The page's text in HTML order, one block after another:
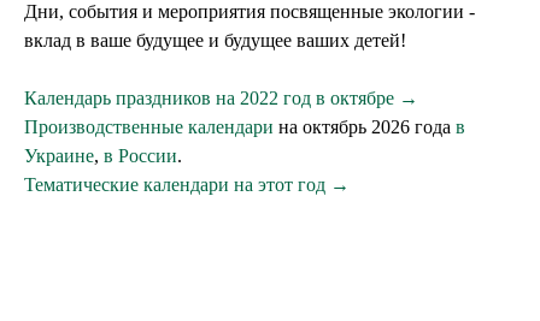
Дни, события и мероприятия посвященные экологии -
вклад в ваше будущее и будущее ваших детей!
Календарь праздников на 2022 год в октябре →
Производственные календари на октябрь 2026 года в
Украине, в России.
Тематические календари на этот год →